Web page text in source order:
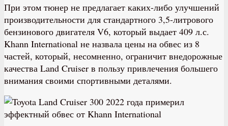
При этом тюнер не предлагает каких-либо улучшений
производительности для стандартного 3,5-литрового
бензинового двигателя V6, который выдает 409 л.с.
Khann International не назвала цены на обвес из 8
частей, который, несомненно, ограничит внедорожные
качества Land Cruiser в пользу привлечения большего
внимания своими спортивными деталями.